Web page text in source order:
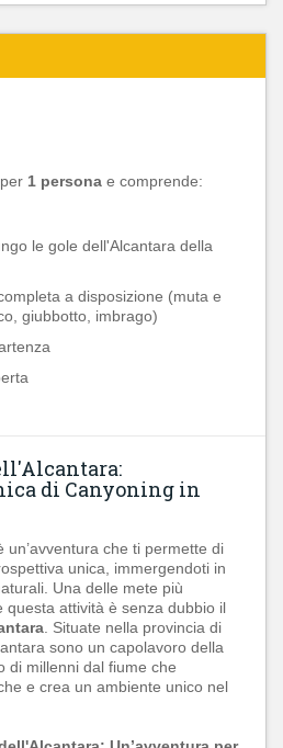
1 persona e comprende:
le gole dell'Alcantara della
a disposizione (muta e
giubbotto, imbrago)
di Canyoning in
un’avventura che ti permette di
unica, immergendoti in
Una delle mete più
questa attività è senza dubbio il
. Situate nella provincia di
sono un capolavoro della
di millenni dal fiume che
e crea un ambiente unico nel